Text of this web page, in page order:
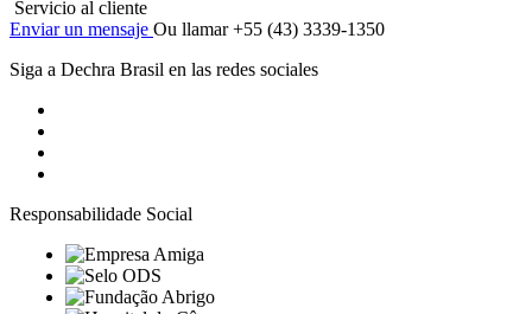
Servicio al cliente
Enviar un mensaje Ou llamar +55 (43) 3339-1350
Siga a Dechra Brasil en las redes sociales
Responsabilidade Social